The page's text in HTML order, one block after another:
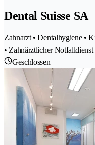
Dental Suisse SA
Zahnarzt • Dentalhygiene •
• Zahnärztlicher
Geschlossen